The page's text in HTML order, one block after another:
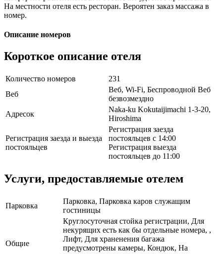
На местности отеля есть ресторан. Вероятен заказ массажа в
номер.
Описание номеров
Короткое описание отеля
Количество номеров
231
Веб
Веб, Wi-Fi, Беспроводной Веб
безвозмездно
Адресок
Naka-ku Kokutaijimachi 1-3-20,
Hiroshima
Регистрация заезда и выезда
постояльцев
Регистрация заезда
постояльцев с 14:00
Регистрация выезда
постояльцев до 11:00
Услуги, предоставляемые отелем
Парковка
Парковка, Парковка каров служащим
гостиницы
Общие
Круглосуточная стойка регистрации, Для
некурящих есть как бы отдельные номера, ,
Лифт, Для храненения багажа
предусмотрены камеры, Кондюк, На